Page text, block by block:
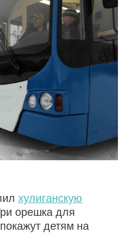
хулиганскую
орешка для
детям на